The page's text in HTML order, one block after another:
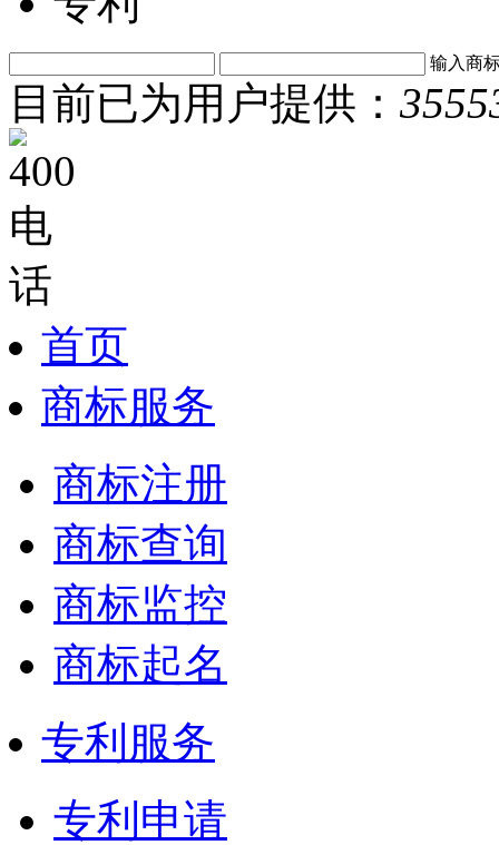
输入商
目前已为用户提供：
首页
商标服务
商标注册
商标查询
商标监控
商标起名
专利服务
专利申请